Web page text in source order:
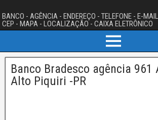
BANCO - AGÊNCIA - ENDEREÇO - TELEFONE - E-
CEP - MAPA - LOCALIZAÇÃO - CAIXA ELETRÔNICO
Banco Bradesco agência 961
Alto Piquiri -PR